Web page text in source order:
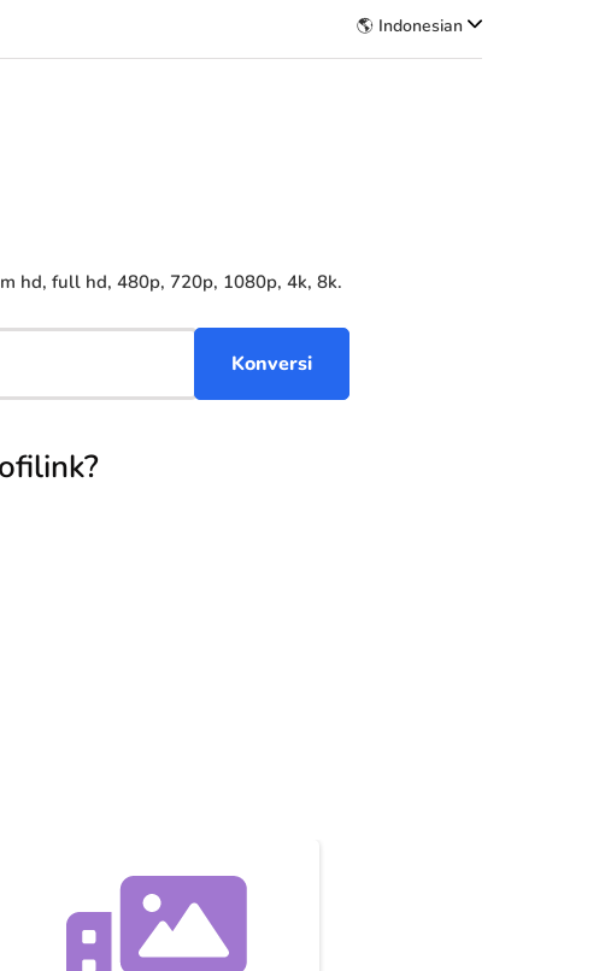
🌎 Indonesian
hd, full hd, 480p, 720p, 1080p, 4k, 8k.